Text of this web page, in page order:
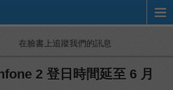
在臉書上追蹤我們的訊息
2 登日時間延至 6 月